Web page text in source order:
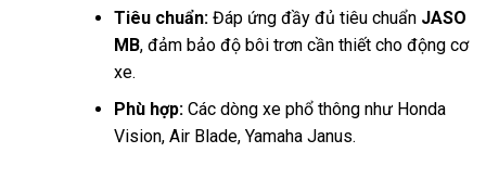
Tiêu chuẩn:Đáp ứng đầy đủ tiêu chuẩn JASO
MB, đảm bảo độ bôi trơn cần thiết cho động cơ
xe.
Phù hợp:Các dòng xe phổ thông như Honda
Vision, Air Blade, Yamaha Janus.